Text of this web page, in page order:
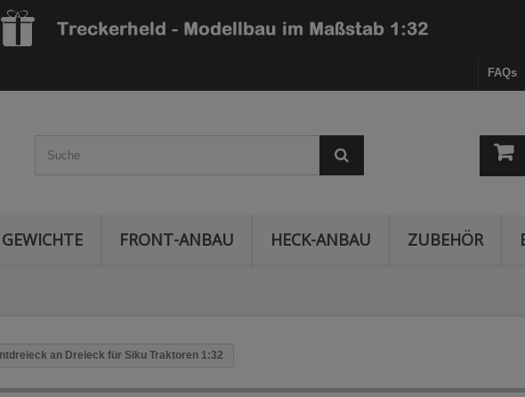
FAQs
GEWICHTE FRONT-ANBAU HECK-ANBAU ZUBEHÖR
an Dreieck für Siku Traktoren 1:32